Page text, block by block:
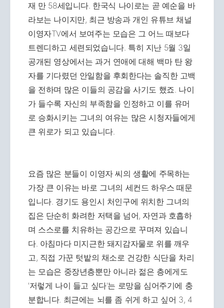
재 만 58세입니다. 한국식 나이로는 곧 예순을 바
라보는 나이지만, 최근 방송과 개인 유튜브 채널
이영자TV에서 보여주는 모습은 그 어느 때보다
트렌디하고 세련되었습니다. 특히 지난 5월 3일
공개된 영상에서는 과거 연애에 대해 백마 탄 왕
자를 기다렸던 안일함을 후회한다는 솔직한 고백
을 전하며 많은 이들의 공감을 사기도 했죠. 나이
가 들수록 자신의 부족함을 인정하고 이를 유머
로 승화시키는 그녀의 여유는 많은 시청자들에게
큰 위로가 되고 있습니다.
요즘 많은 분들이 이영자 씨의 생활에 주목하는
가장 큰 이유는 바로 그녀의 세컨드 하우스 때문
입니다. 경기도 용인시 처인구에 위치한 그녀의
집은 단순히 화려한 저택을 넘어, 자연과 호흡하
며 스스로를 치유하는 공간으로 꾸며져 있습니
다. 아침마다 미지근한 돼지감자물로 위를 깨우
고, 직접 가꾼 텃밭의 채소로 건강한 식단을 차리
는 모습은 중장년층뿐만 아니라 젊은 층에게도
'저렇게 나이 들고 싶다'는 로망을 심어주기에 충
분합니다. 최근에는 뇌를 좀 쉬게 하고 싶어 3, 4